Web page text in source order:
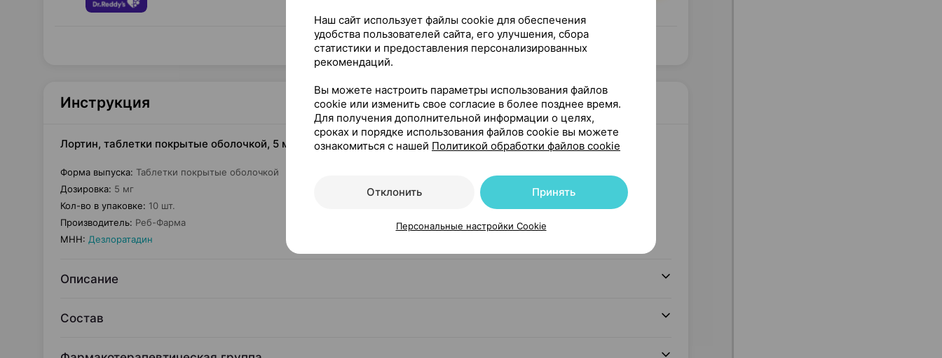
Показать еще
Инструкция
Лортин, таблетки покрытые оболочкой, 5 мг ×10, Реб-Фарма Беларусь
Форма выпуска: Таблетки покрытые оболочкой
Дозировка: 5 мг
Кол-во в упаковке: 10 шт.
Производитель: Реб-Фарма
МНН: Дезлоратадин
Описание
Состав
Наш сайт использует файлы cookie для обеспечения
удобства пользователей сайта, его улучшения, сбора
статистики и предоставления персонализированных
рекомендаций.
Вы можете настроить параметры использования файлов
cookie или изменить свое согласие в более позднее время.
Для получения дополнительной информации о целях,
сроках и порядке использования файлов cookie вы можете
ознакомиться с нашей Политикой обработки файлов cookie
Отклонить Принять
Персональные настройки Cookie